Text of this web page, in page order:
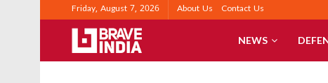
Friday, August 7, 2026 About Us Contact Us
NEWS